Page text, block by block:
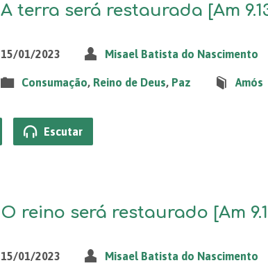
A terra será restaurada [Am
15/01/2023 Misael Batista do Nascimento
Consumação, Reino de Deus, Paz Amós
Escutar
O reino será restaurado [Am
15/01/2023 Misael Batista do Nascimento